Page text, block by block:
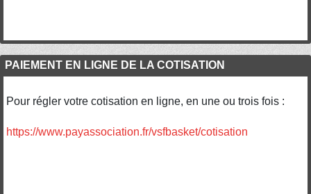
PAIEMENT EN LIGNE DE LA COTISATION
Pour régler votre cotisation en ligne, en une ou trois fois :
https://www.payassociation.fr/vsfbasket/cotisation